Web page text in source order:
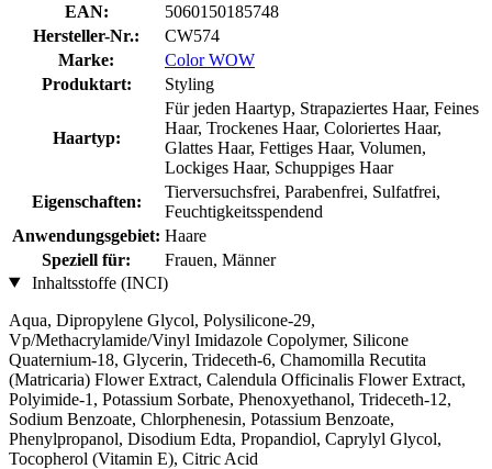
EAN:
5060150185748
Hersteller-Nr.:
CW574
Marke:
Color WOW
Produktart:
Styling
Haartyp:
Für jeden Haartyp, Strapaziertes Haar, Feines
Haar, Trockenes Haar, Coloriertes Haar,
Glattes Haar, Fettiges Haar, Volumen,
Lockiges Haar, Schuppiges Haar
Eigenschaften:
Tierversuchsfrei, Parabenfrei, Sulfatfrei,
Feuchtigkeitsspendend
Anwendungsgebiet: Haare
Speziell für:
Frauen, Männer
Inhaltsstoffe (INCI)
Aqua, Dipropylene Glycol, Polysilicone-29,
Vp/Methacrylamide/Vinyl Imidazole Copolymer, Silicone
Quaternium-18, Glycerin, Trideceth-6, Chamomilla Recutita
(Matricaria) Flower Extract, Calendula Officinalis Flower Extract,
Polyimide-1, Potassium Sorbate, Phenoxyethanol, Trideceth-12,
Sodium Benzoate, Chlorphenesin, Potassium Benzoate,
Phenylpropanol, Disodium Edta, Propandiol, Caprylyl Glycol,
Tocopherol (Vitamin E), Citric Acid